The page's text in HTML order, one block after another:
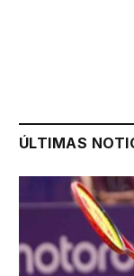
ÚLTIMAS